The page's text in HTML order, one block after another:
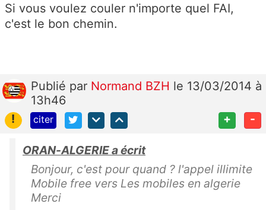
Si vous voulez couler n'importe quel FAI,
c'est le bon chemin.
Publié par Normand BZH le 13/03/2014 à
13h46
!
citer + -
ORAN-ALGERIE a écrit
Bonjour, c'est pour quand ? l'appel illimite
Mobile free vers Les mobiles en algerie
Merci